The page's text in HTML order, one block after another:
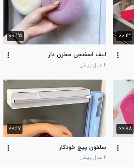
۰۰:۱۳ ۰۰:۲۵
لیف اسفنجی مخزن دار
۲ سال پیش
۰۰:۰۸ ۰۰:۱۷
سلفون پیج خودکار
۲ سال پیش